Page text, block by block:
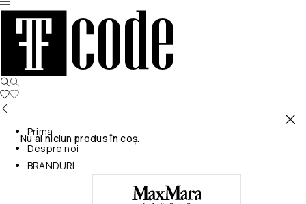
Nu ai niciun produs în coș.
Prima
Despre noi
BRANDURI